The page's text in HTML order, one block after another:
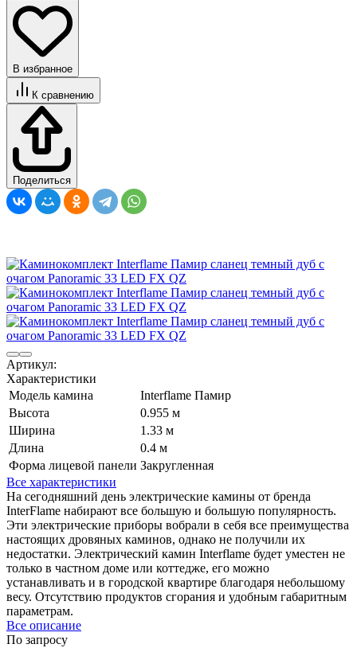
В избранное
К сравнению
Поделиться
Артикул:
Характеристики
Модель камина
Interflame Памир
Высота
0.955 м
Ширина
1.33 м
Длина
0.4 м
Форма лицевой панели Закругленная
Все характеристики
На сегодняшний день электрические камины от бренда
InterFlame набирают все большую и большую популярность.
Эти электрические приборы вобрали в себя все преимущества
настоящих дровяных каминов, однако не получили их
недостатки. Электрический камин Interflame будет уместен не
только в частном доме или коттедже, его можно
устанавливать и в городской квартире благодаря небольшому
весу. Отсутствию продуктов сгорания и удобным габаритным
параметрам.
Все описание
По запросу